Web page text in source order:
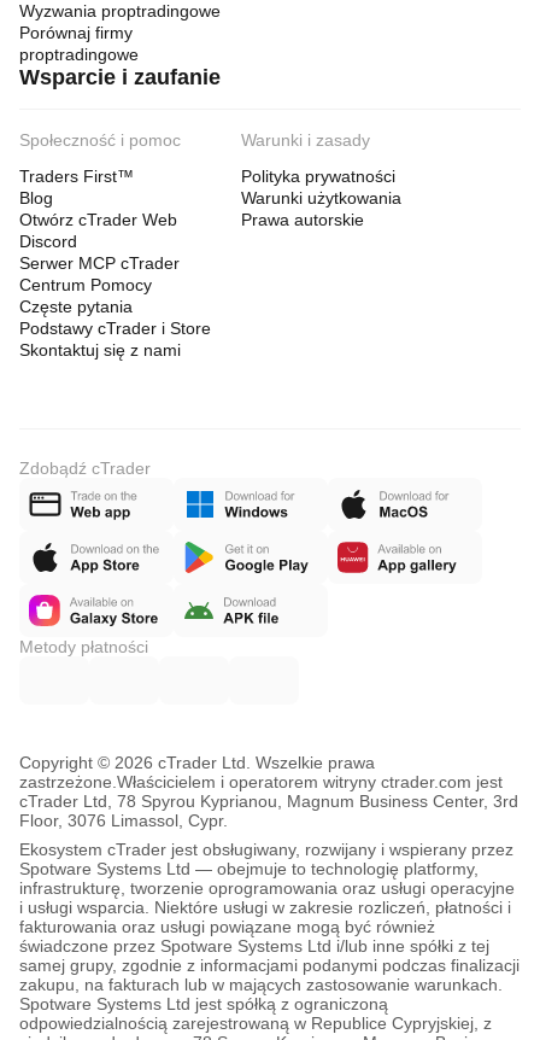
Wyzwania proptradingowe
Porównaj firmy
proptradingowe
Wsparcie i zaufanie
Społeczność i pomoc
Traders First™
Blog
Otwórz cTrader Web
Discord
Serwer MCP cTrader
Centrum Pomocy
Częste pytania
Podstawy cTrader i Store
Skontaktuj się z nami
Warunki i zasady
Polityka prywatności
Warunki użytkowania
Prawa autorskie
Zdobądź cTrader
Metody płatności
Copyright © 2026 cTrader Ltd. Wszelkie prawa
zastrzeżone. Właścicielem i operatorem witryny ctrader.com jest
cTrader Ltd, 78 Spyrou Kyprianou, Magnum Business Center, 3rd
Floor, 3076 Limassol, Cypr.
Ekosystem cTrader jest obsługiwany, rozwijany i wspierany przez
Spotware Systems Ltd — obejmuje to technologię platformy,
infrastrukturę, tworzenie oprogramowania oraz usługi operacyjne
i usługi wsparcia. Niektóre usługi w zakresie rozliczeń, płatności i
fakturowania oraz usługi powiązane mogą być również
świadczone przez Spotware Systems Ltd i/lub inne spółki z tej
samej grupy, zgodnie z informacjami podanymi podczas finalizacji
zakupu, na fakturach lub w mających zastosowanie warunkach.
Spotware Systems Ltd jest spółką z ograniczoną
odpowiedzialnością zarejestrowaną w Republice Cypryjskiej, z